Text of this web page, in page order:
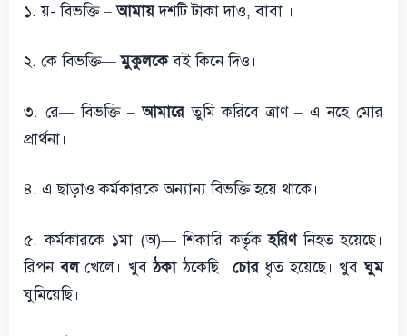
১. য়- বিভক্তি –আমায়দশটি টাকা দাও, বাবা ।
২. কে বিভক্তি—মুকুলকেবই কিনে দিও।
৩. রে— বিভক্তি –আমারেতুমি করিবে ত্রাণ – এ নহে মোর
প্রার্থনা।
৪. এ ছাড়াও কর্মকারকে অন্যান্য বিভক্তি হয়ে থাকে।
৫. কর্মকারকে ১মা (অ)— শিকারি কর্তৃকহরিণনিহত হয়েছে।
রিপনবলখেলে। খুবঠকাঠকেছি। চোরধৃত হয়েছে। খুবঘুম
ঘুমিয়েছি।